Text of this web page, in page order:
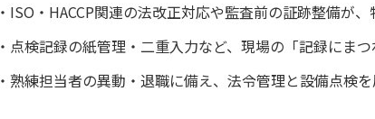
・ISO・HACCP関連の法改正対応や監査前の証跡整備が
・点検記録の紙管理・二重入力など、現場の「記録にま
・熟練担当者の異動・退職に備え、法令管理と設備点検